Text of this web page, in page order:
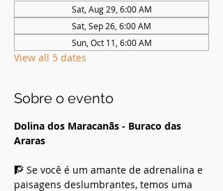
Sat, Aug 29, 6:00 AM
Sat, Sep 26, 6:00 AM
Sun, Oct 11, 6:00 AM
View all 5 dates
Sobre o evento
Dolina dos Maracanãs - Buraco das
Araras
🧗 Se você é um amante de adrenalina e
paisagens deslumbrantes, temos uma